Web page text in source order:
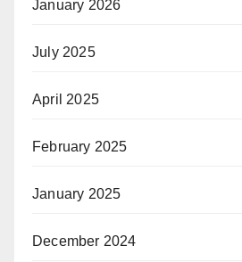
January 2026
July 2025
April 2025
February 2025
January 2025
December 2024